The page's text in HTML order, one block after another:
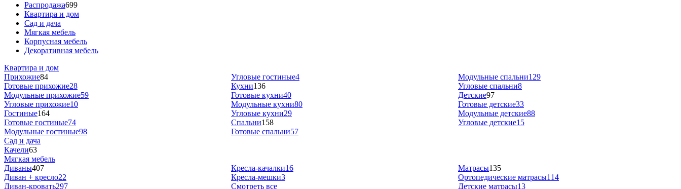
Распродажа699
Квартира и дом
Сад и дача
Мягкая мебель
Корпусная мебель
Декоративная мебель
Квартира и дом
Прихожие84
Готовые прихожие28
Модульные прихожие59
Угловые прихожие10
Гостиные164
Готовые гостиные74
Модульные гостиные98
Угловые гостиные4
Кухни136
Готовые кухни40
Модульные кухни80
Угловые кухни29
Спальни158
Готовые спальни57
Модульные спальни129
Угловые спальни8
Детские97
Готовые детские33
Модульные детские88
Угловые детские15
Сад и дача
Качели63
Мягкая мебель
Диваны407
Диван + кресло22
Диван-кровать297
Кресла-качалки16
Кресла-мешки3
Смотреть все
Матрасы135
Ортопедические матрасы114
Детские матрасы13